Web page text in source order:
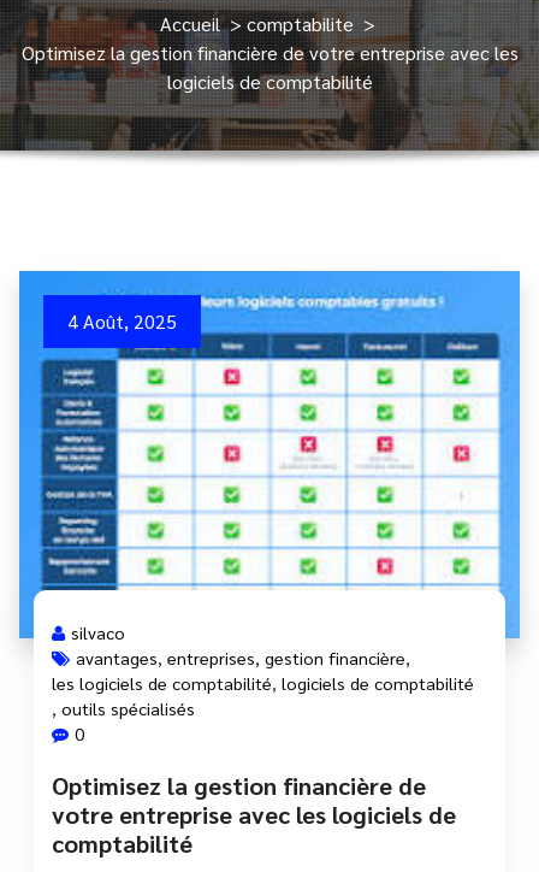
Accueil>comptabilite>
Optimisez la gestion financière de votre entreprise avec les
logiciels de comptabilité
4 Août, 2025
silvaco
avantages, entreprises, gestion financière,
les logiciels de comptabilité, logiciels de comptabilité
, outils spécialisés
0
Optimisez la gestion financière de
votre entreprise avec les logiciels de
comptabilité